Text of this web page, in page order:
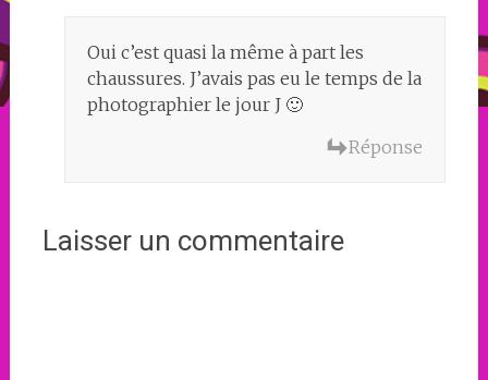
Oui c’est quasi la même à part les
chaussures. J’avais pas eu le temps de la
photographier le jour J 🙂
Réponse
Laisser un commentaire